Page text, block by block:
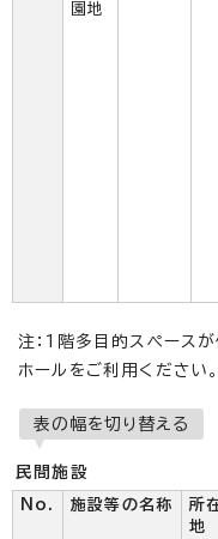
園地
注：1階多目的スペース
ホールをご利用ください。
表の幅を切り替える
民間施設
No. 施設等の名称
所
地